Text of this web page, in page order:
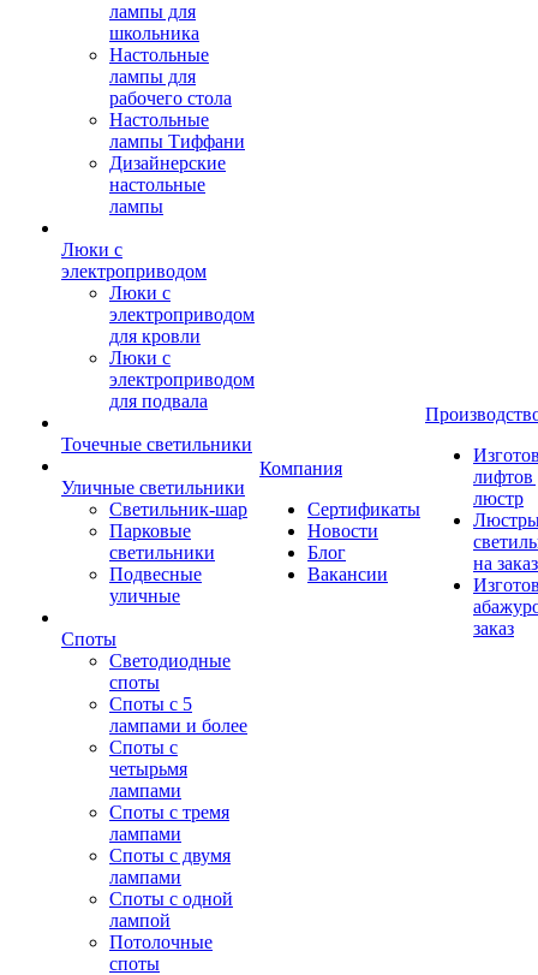
лампы для
школьника
Настольные
лампы для
рабочего стола
Настольные
лампы Тиффани
Дизайнерские
настольные
лампы
Люки с
электроприводом
Люки с
электроприводом
для кровли
Люки с
электроприводом
для подвала
Точечные светильники
Уличные светильники
Светильник-шар
Парковые
светильники
Подвесные
уличные
Споты
Светодиодные
споты
Споты с 5
лампами и более
Споты с
четырьмя
лампами
Споты с тремя
лампами
Споты с двумя
лампами
Споты с одной
лампой
Потолочные
споты
Компания
Сертификаты
Новости
Блог
Вакансии
лифтов
люстр
на заказ
заказ